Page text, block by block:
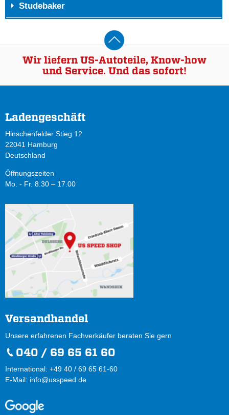
Studebaker
Wir liefern US-Autoteile, Know-how
und Service. Und das sofort!
Ladengeschäft
Hinschenfelder Stieg 12
22041 Hamburg
Deutschland
Öffnungszeiten
Mo. - Fr. 8.30 – 17.00
Versandhandel
Unsere erfahrenen Fachverkäufer beraten Sie gern
040 / 69 65 61 60
International: +49 40 / 69 65 61-60
E-Mail: info@usspeed.de